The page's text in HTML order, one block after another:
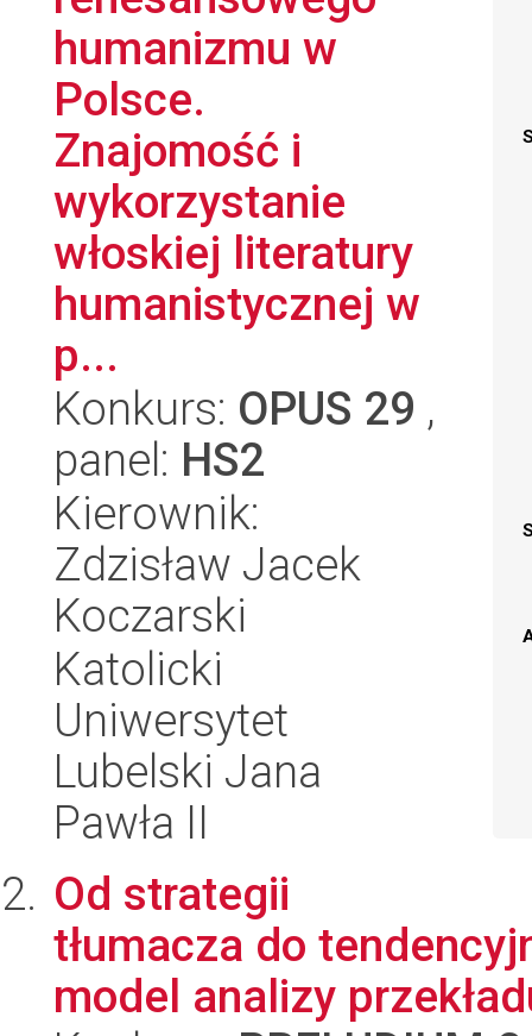
humanizmu w
Polsce.
Znajomość i
wykorzystanie
włoskiej literatury
humanistycznej w
p...
Konkurs: OPUS 29 ,
panel: HS2
Kierownik:
Zdzisław Jacek
Koczarski
Katolicki
Uniwersytet
Lubelski Jana
Pawła II
Od strategii
tłumacza do
model analizy